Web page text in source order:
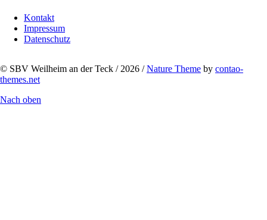
überspringen
Kontakt
Impressum
Datenschutz
© SBV Weilheim an der Teck / 2026 /Nature Theme by contao-
themes.net
Nach oben